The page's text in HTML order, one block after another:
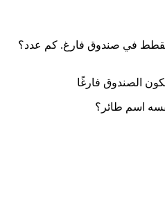
في صندوق فارغ. كم عدد؟
الصندوق فارغًا
اسم طائر؟